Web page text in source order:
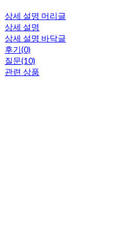
상세 설명 머리글
상세 설명
상세 설명 바닥글
후기(0)
질문(10)
관련 상품